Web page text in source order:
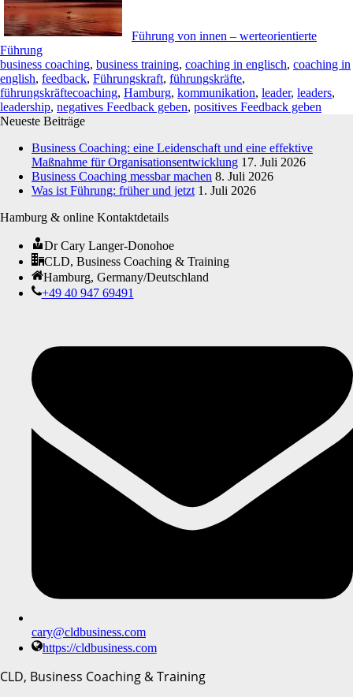
Führung von innen – werteorientierte
Führung
business coaching, business training, coaching in englisch, coaching in
english, feedback, Führungskraft, führungskräfte,
führungskräftecoaching, Hamburg, kommunikation, leader, leaders,
leadership, negatives Feedback geben, positives Feedback geben
Neueste Beiträge
Business Coaching: eine Leidenschaft und eine effektive
Maßnahme für Organisationsentwicklung 17. Juli 2026
Business Coaching messbar machen 8. Juli 2026
Was ist Führung: früher und jetzt 1. Juli 2026
Hamburg & online Kontaktdetails
Dr Cary Langer-Donohoe
CLD, Business Coaching & Training
Hamburg, Germany/Deutschland
+49 40 947 69491
cary@cldbusiness.com
https://cldbusiness.com
CLD, Business Coaching & Training